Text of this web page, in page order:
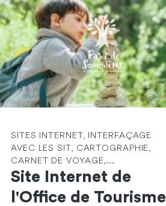
SITES INTERNET, INTERFAÇAGE
AVEC LES SIT, CARTOGRAPHIE,
CARNET DE VOYAGE,...
Site Internet de
l'Office de Tourisme